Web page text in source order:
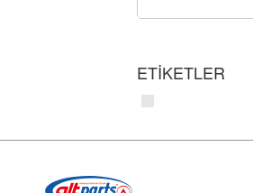
ETİKETLER